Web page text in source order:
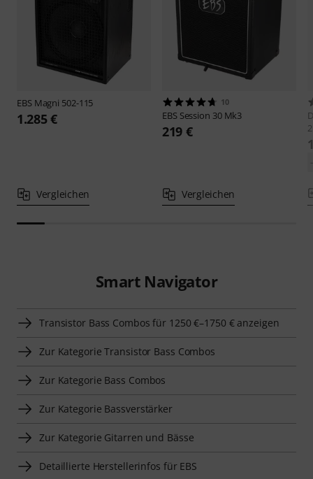
EBS Magni 502-115
1.285 €
Vergleichen
10
EBS Session 30 Mk3
219 €
Vergleichen
Smart Navigator
Transistor Bass Combos für 1250 €–1750 € anzeigen
Zur Kategorie Transistor Bass Combos
Zur Kategorie Bass Combos
Zur Kategorie Bassverstärker
Zur Kategorie Gitarren und Bässe
Detaillierte Herstellerinfos für EBS